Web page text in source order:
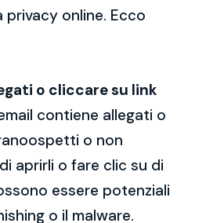
privacy online. Ecco
o cliccare su link
contiene allegati o
o non
aprirli o fare clic su di
essere potenziali
o il malware.